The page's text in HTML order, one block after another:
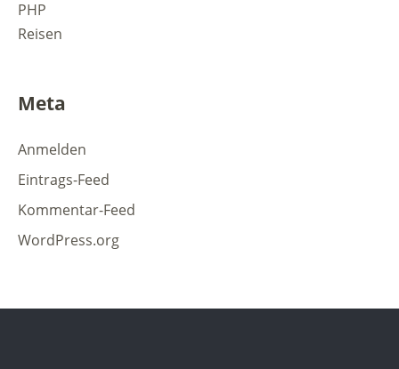
PHP
Reisen
Meta
Anmelden
Eintrags-Feed
Kommentar-Feed
WordPress.org